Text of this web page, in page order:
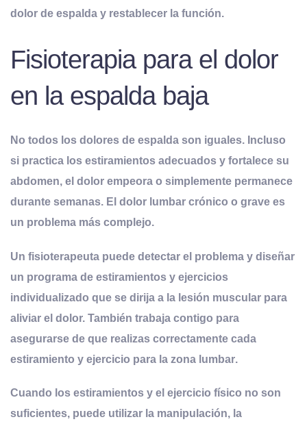
dolor de espalda y restablecer la función.
Fisioterapia para el dolor
en la espalda baja
No todos los dolores de espalda son iguales. Incluso
si practica los estiramientos adecuados y fortalece su
abdomen, el dolor empeora o simplemente permanece
durante semanas. El dolor lumbar crónico o grave es
un problema más complejo.
Un fisioterapeuta puede detectar el problema y diseñar
un programa de estiramientos y ejercicios
individualizado que se dirija a la lesión muscular para
aliviar el dolor. También trabaja contigo para
asegurarse de que realizas correctamente cada
estiramiento y ejercicio para la zona lumbar.
Cuando los estiramientos y el ejercicio físico no son
suficientes, puede utilizar la manipulación, la